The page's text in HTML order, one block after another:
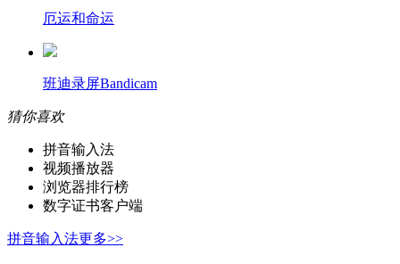
厄运和命运
班迪录屏Bandicam
猜你喜欢
拼音输入法
视频播放器
浏览器排行榜
数字证书客户端
拼音输入法更多>>